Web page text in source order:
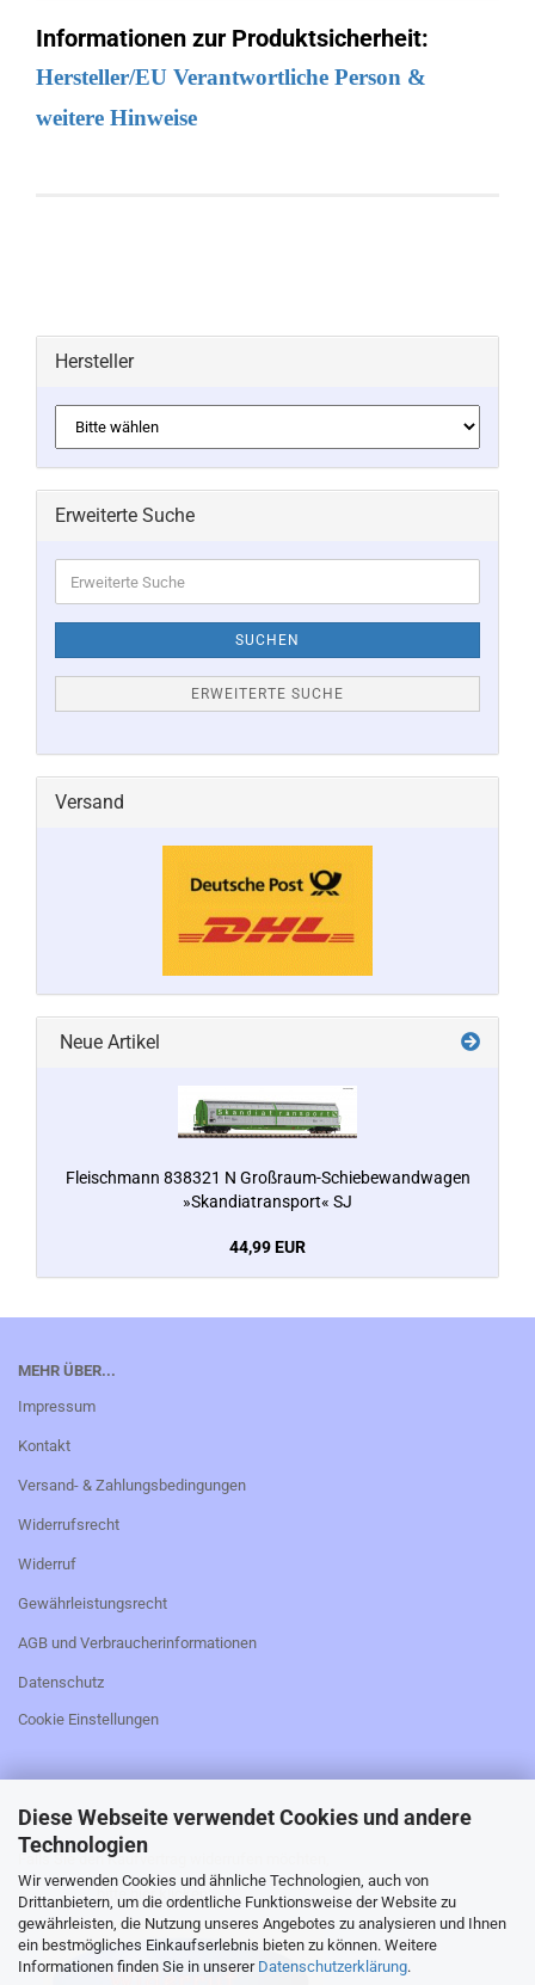
Diese Webseite verwendet Cookies und andere
Technologien
Wir verwenden Cookies und ähnliche Technologien, auch von
Drittanbietern, um die ordentliche Funktionsweise der Website zu
gewährleisten, die Nutzung unseres Angebotes zu analysieren und Ihnen
ein bestmögliches Einkaufserlebnis bieten zu können. Weitere
Informationen finden Sie in unserer Datenschutzerklärung.
Informationen zur Produktsicherheit:
Hersteller/EU Verantwortliche Person &
weitere Hinweise
Hersteller
Erweiterte Suche
Suche
SUCHEN
ERWEITERTE SUCHE
Versand
Neue Artikel
Fleischmann 838321 N Großraum-Schiebewandwagen
»Skandiatransport« SJ
44,99 EUR
MEHR ÜBER...
Impressum
Kontakt
Versand- & Zahlungsbedingungen
Widerrufsrecht
Widerruf
Gewährleistungsrecht
AGB und Verbraucherinformationen
Datenschutz
Cookie Einstellungen
_________________________________________________
Falls Sie den Kaufvertrag widerrufen möchten,
bitte hier klicken: